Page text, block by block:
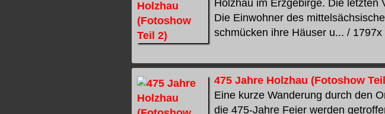
Holzhau im Erzgebirge. Die letzten
Die Einwohner des
schmücken ihre Häuser u... /
475 Jahre Holzhau (Fotoshow
Eine kurze Wanderung durch den
die 475-Jahre Feier werden